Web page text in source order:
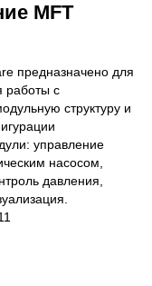
MFT
предназначено для
работы с
структуру и
управление
насосом,
давления,